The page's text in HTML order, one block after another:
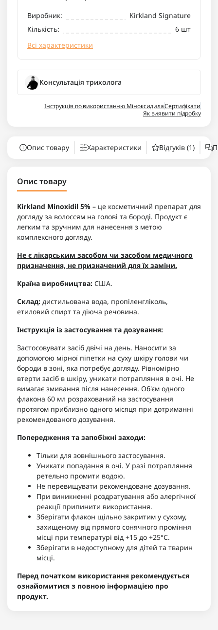
Виробник:
Kirkland Signature
Кількість:
6 шт
Всі характеристики
Консультація трихолога
Інструкція по використанню МіноксидилаСертифікати
Як виявити підробку
Опис товару Характеристики Відгуків (1)
Опис товару
Kirkland Minoxidil 5% – це косметичний препарат для
догляду за волоссям на голові та бороді. Продукт є
легким та зручним для нанесення з метою
комплексного догляду.
Не є лікарським засобом чи засобом медичного
призначення, не призначений для їх заміни.
Країна виробництва: США.
Склад: дистильована вода, пропіленгліколь,
етиловий спирт та діюча речовина.
Інструкція із застосування та дозування:
Застосовувати засіб двічі на день. Наносити за
допомогою мірної піпетки на суху шкіру голови чи
бороди в зоні, яка потребує догляду. Рівномірно
втерти засіб в шкіру, уникати потрапляння в очі. Не
вимагає змивання після нанесення. Об'єм одного
флакона 60 мл розрахований на застосування
протягом приблизно одного місяця при дотриманні
рекомендованого дозування.
Попередження та запобіжні заходи:
Тільки для зовнішнього застосування.
Уникати попадання в очі. У разі потрапляння
ретельно промити водою.
Не перевищувати рекомендоване дозування.
При виникненні роздратування або алергічної
реакції припинити використання.
Зберігати флакон щільно закритим у сухому,
захищеному від прямого сонячного проміння
місці при температурі від +15 до +25°C.
Зберігати в недоступному для дітей та тварин
місці.
Перед початком використання рекомендується
ознайомитися з повною інформацією про
продукт.